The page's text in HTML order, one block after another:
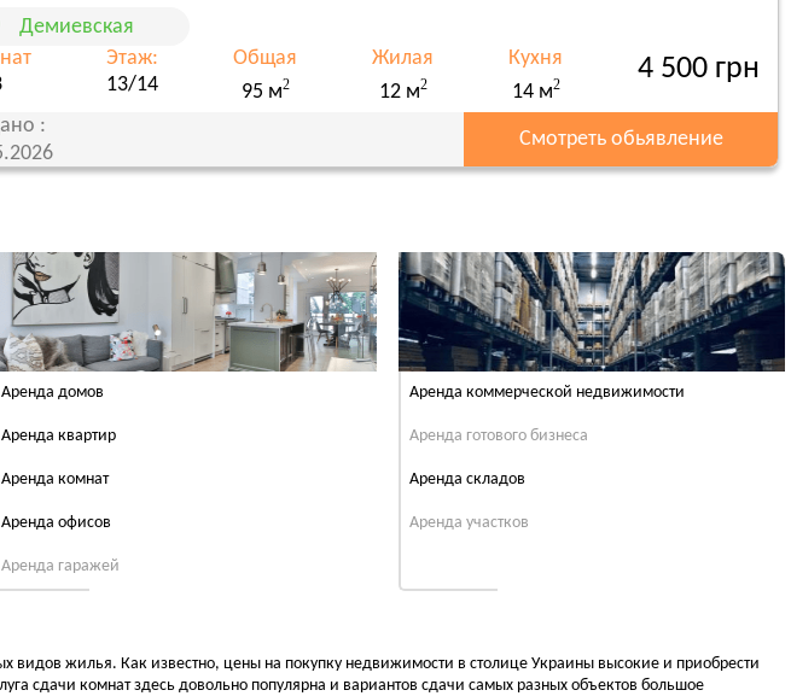
Демиевская
Этаж:
13/14
Общая
95 м2
Жилая
12 м2
Кухня
14 м2 4 500 грн
:
Смотреть обьявление
Аренда домов
Аренда квартир
Аренда комнат
Аренда офисов
Аренда гаражей
Аренда коммерческой недвижимости
Аренда готового бизнеса
Аренда складов
Аренда участков
видов жилья. Как известно, цены на покупку недвижимости в столице Украины высокие и приобрести
сдачи комнат здесь довольно популярна и вариантов сдачи самых разных объектов большое